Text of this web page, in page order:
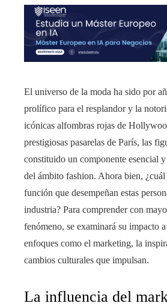
El universo de la moda ha sido por
prolífico para el resplandor y la
icónicas alfombras rojas de
prestigiosas pasarelas de París, las
constituido un componente esencial
del ámbito fashion. Ahora bien, ¿cuál
función que desempeñan estas
industria? Para comprender con
fenómeno, se examinará su impacto
enfoques como el marketing, la
cambios culturales que impulsan.
La influencia del